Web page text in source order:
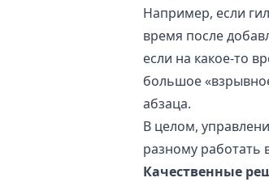
Например, если
время после
если на какое-то
большое
абзаца.
В целом,
разному работать
Качественные